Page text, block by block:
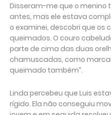
Disseram-me que o menino
antes, mas ele estava
o examinei, descobri que os
queimados. O couro
parte de cima das duas
chamuscadas, como
queimado também”.
Linda percebeu que Luis
rígido. Ela não conseguiu